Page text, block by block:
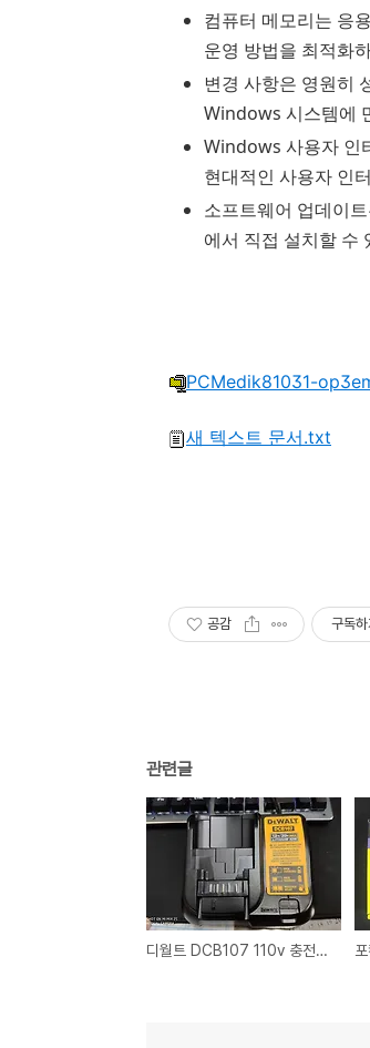
컴퓨터 메모리는 응
운영 방법을 최적화
변경 사항은 영원히
Windows 시스템에
Windows 사용자 인
현대적인 사용자 인
소프트웨어 업데이
에서 직접 설치할 수
PCMedik81031-
새 텍스트 문서.txt
공감 구독하
관련글
디월트 DCB107 110v 충전기를 220v 충전기로 개조해 보자